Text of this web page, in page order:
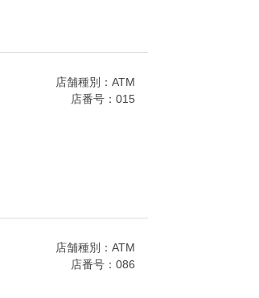
店舗種別：ATM
店番号：015
店舗種別：ATM
店番号：086